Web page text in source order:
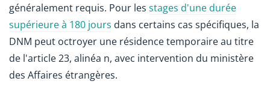
généralement requis. Pour les stages d'une durée
supérieure à 180 jours dans certains cas spécifiques, la
DNM peut octroyer une résidence temporaire au titre
de l'article 23, alinéa n, avec intervention du ministère
des Affaires étrangères.